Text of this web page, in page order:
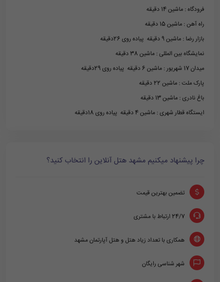
فرودگاه : ماشین 14 دقیقه
راه آهن : ماشین 15 دقیقه
بازار رضا : ماشین 9 دقیقه پیاده روی 26دقیقه
نمایشگاه بین المللی : ماشین 38 دقیقه
میدان 17 شهریور : ماشین 6 دقیقه پیاده روی 29دقیقه
پارک ملت : ماشین 22 دقیقه
باغ نادری : ماشین 13 دقیقه
ایستگاه قطار شهری : ماشین 4 دقیقه پیاده روی 18دقیقه
چرا پیشنهاد میکنیم مشهد هتل آنلاین را انتخاب کنید؟
تضمین بهترین قیمت
24/7 ارتباط با مشتری
همکاری با تعداد زیاد هتل و هتل آپارتمان مشهد
شهر شناسی رایگان